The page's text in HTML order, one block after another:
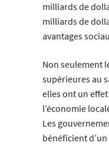
milliards de
milliards de
avantages
Non seulement
supérieures au
elles ont un
l’économie
Les
bénéficient